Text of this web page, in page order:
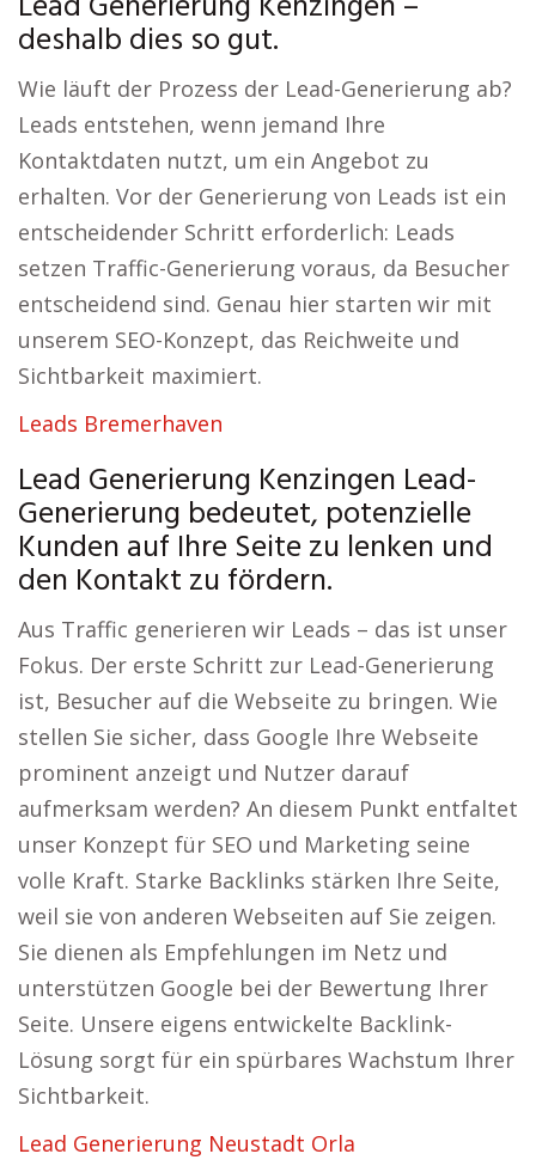
deshalb dies so gut.
Wie läuft der Prozess der Lead-Generierung ab?
Leads entstehen, wenn jemand Ihre
Kontaktdaten nutzt, um ein Angebot zu
erhalten. Vor der Generierung von Leads ist ein
entscheidender Schritt erforderlich: Leads
setzen Traffic-Generierung voraus, da Besucher
entscheidend sind. Genau hier starten wir mit
unserem SEO-Konzept, das Reichweite und
Sichtbarkeit maximiert.
Leads Bremerhaven
Lead Generierung Kenzingen Lead-
Generierung bedeutet, potenzielle
Kunden auf Ihre Seite zu lenken und
den Kontakt zu fördern.
Aus Traffic generieren wir Leads – das ist unser
Fokus. Der erste Schritt zur Lead-Generierung
ist, Besucher auf die Webseite zu bringen. Wie
stellen Sie sicher, dass Google Ihre Webseite
prominent anzeigt und Nutzer darauf
aufmerksam werden? An diesem Punkt entfaltet
unser Konzept für SEO und Marketing seine
volle Kraft. Starke Backlinks stärken Ihre Seite,
weil sie von anderen Webseiten auf Sie zeigen.
Sie dienen als Empfehlungen im Netz und
unterstützen Google bei der Bewertung Ihrer
Seite. Unsere eigens entwickelte Backlink-
Lösung sorgt für ein spürbares Wachstum Ihrer
Sichtbarkeit.
Lead Generierung Neustadt Orla